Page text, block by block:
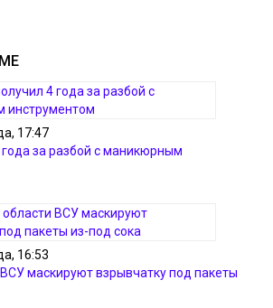
17:47
за разбой с маникюрным
16:53
маскируют взрывчатку под пакеты